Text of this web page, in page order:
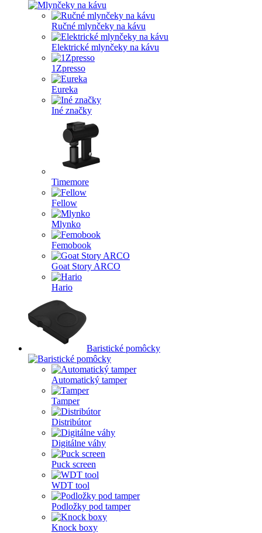
Ručné mlynčeky na kávu
Elektrické mlynčeky na kávu
1Zpresso
Eureka
Iné značky
Timemore
Fellow
Mlynko
Femobook
Goat Story ARCO
Hario
Baristické pomôcky
Automatický tamper
Tamper
Distribútor
Digitálne váhy
Puck screen
WDT tool
Podložky pod tamper
Knock boxy